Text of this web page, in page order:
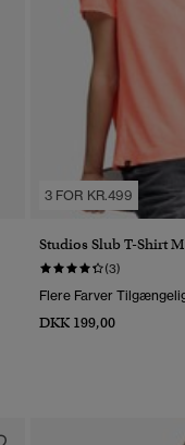
3 FOR KR.499
Studios Slub T-Shirt
(3)
Flere Farver
DKK 199,00